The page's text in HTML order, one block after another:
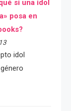
si una idol
posa en
idol